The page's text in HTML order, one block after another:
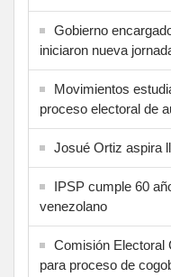
Gobierno
iniciaron nueva
Movimientos
proceso electoral de
Josué Ortiz aspira
IPSP cumple 60
venezolano
Comisión Electoral
para proceso de